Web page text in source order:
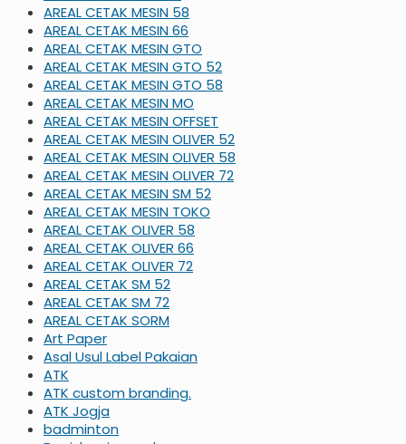
AREAL CETAK MESIN 58
AREAL CETAK MESIN 66
AREAL CETAK MESIN GTO
AREAL CETAK MESIN GTO 52
AREAL CETAK MESIN GTO 58
AREAL CETAK MESIN MO
AREAL CETAK MESIN OFFSET
AREAL CETAK MESIN OLIVER 52
AREAL CETAK MESIN OLIVER 58
AREAL CETAK MESIN OLIVER 72
AREAL CETAK MESIN SM 52
AREAL CETAK MESIN TOKO
AREAL CETAK OLIVER 58
AREAL CETAK OLIVER 66
AREAL CETAK OLIVER 72
AREAL CETAK SM 52
AREAL CETAK SM 72
AREAL CETAK SORM
Art Paper
Asal Usul Label Pakaian
ATK
ATK custom branding.
ATK Jogja
badminton